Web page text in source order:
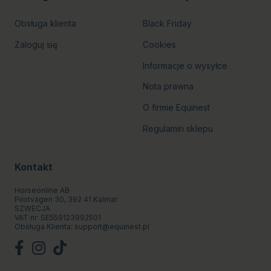
Obsługa klienta
Zaloguj się
Black Friday
Cookies
Informacje o wysyłce
Nota prawna
O firmie Equinest
Regulamin sklepu
Kontakt
Horseonline AB
Pilotvägen 30, 392 41 Kalmar
SZWECJA
VAT.nr: SE559123992501
Obsługa Klienta: support@equinest.pl